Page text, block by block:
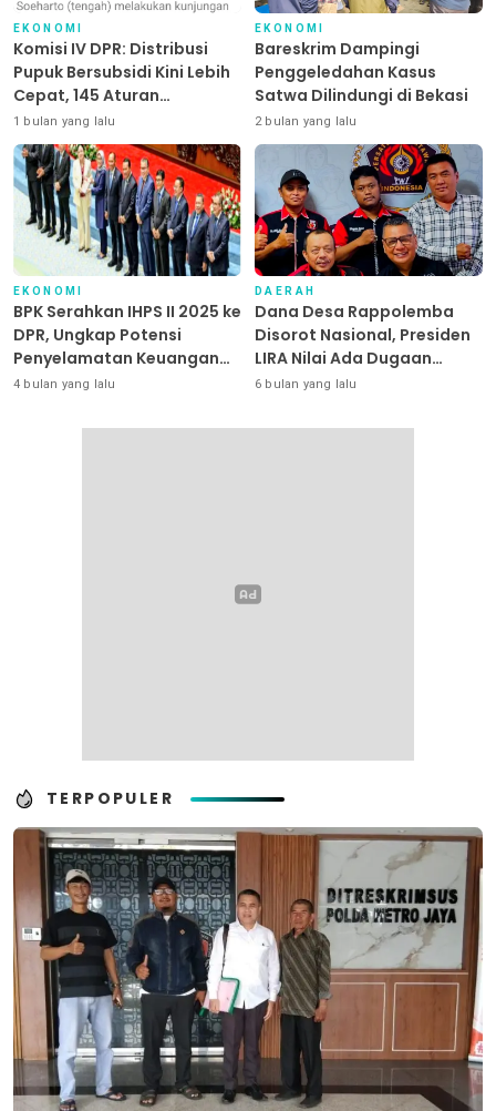
EKONOMI
Komisi IV DPR: Distribusi
Pupuk Bersubsidi Kini Lebih
Cepat, 145 Aturan
Dipangkas
1 bulan yang lalu
EKONOMI
Bareskrim Dampingi
Penggeledahan Kasus
Satwa Dilindungi di Bekasi
2 bulan yang lalu
EKONOMI
BPK Serahkan IHPS II 2025 ke
DPR, Ungkap Potensi
Penyelamatan Keuangan
Negara Puluhan Triliun
4 bulan yang lalu
DAERAH
Dana Desa Rappolemba
Disorot Nasional, Presiden
LIRA Nilai Ada Dugaan
Abuse of Power
6 bulan yang lalu
TERPOPULER